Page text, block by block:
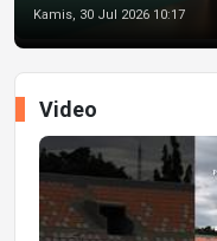
Kamis, 30 Jul 2026 10:17
Video